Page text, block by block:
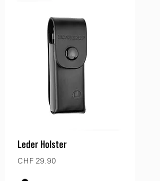
Leder Holster
Preis
CHF 29.90